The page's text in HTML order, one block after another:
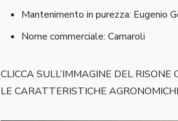
Mantenimento in purezza: Eugenio
Nome commerciale: Carnaroli
CLICCA SULL’IMMAGINE DEL RISONE
LE CARATTERISTICHE